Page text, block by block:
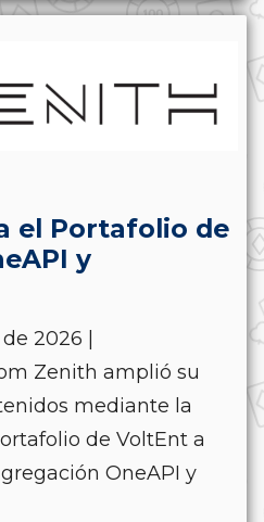
el Portafolio de
y
2026 |
Zenith amplió su
mediante la
de VoltEnt a
OneAPI y